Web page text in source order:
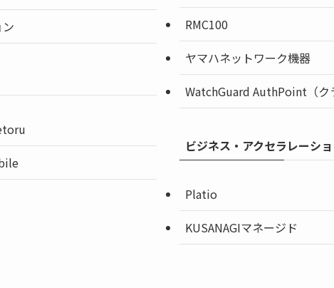
RMC100
ヤマハネットワーク機器
WatchGuard AuthPoint（ク
ビジネス・アクセラレーシ
Platio
KUSANAGIマネージド